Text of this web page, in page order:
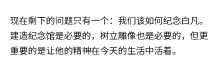
现在剩下的问题只有一个：我们该如何纪念白凡。
建造纪念馆是必要的，树立雕像也是必要的，但更
重要的是让他的精神在今天的生活中活着。